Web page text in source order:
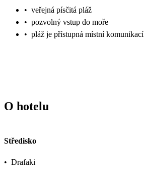
• veřejná písčitá pláž
• pozvolný vstup do moře
• pláž je přístupná místní komunikací
O hotelu
Středisko
• Drafaki